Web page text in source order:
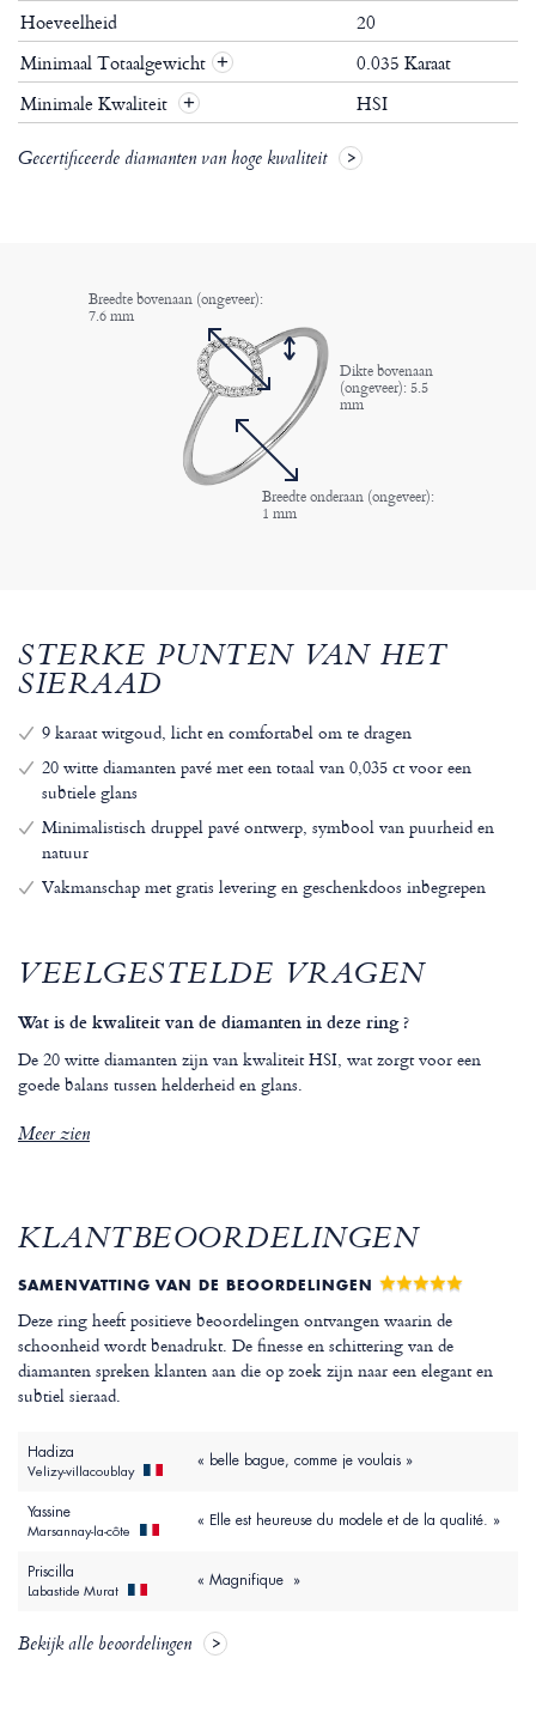
Hoeveelheid
20
Minimaal Totaalgewicht +
0.035 Karaat
Minimale Kwaliteit
+ HSI
Gecertificeerde diamanten van hoge kwaliteit
Breedte bovenaan (ongeveer):
7.6 mm
Dikte bovenaan
(ongeveer): 5.5
mm
Breedte onderaan (ongeveer):
1 mm
STERKE PUNTEN VAN HET
SIERAAD
9 karaat witgoud, licht en comfortabel om te dragen
20 witte diamanten pavé met een totaal van 0,035 ct voor een
subtiele glans
Minimalistisch druppel pavé ontwerp, symbool van puurheid en
natuur
Vakmanschap met gratis levering en geschenkdoos inbegrepen
VEELGESTELDE VRAGEN
Wat is de kwaliteit van de diamanten in deze ring ?
De 20 witte diamanten zijn van kwaliteit HSI, wat zorgt voor een
goede balans tussen helderheid en glans.
Meer zien
KLANTBEOORDELINGEN
SAMENVATTING VAN DE BEOORDELINGEN
Deze ring heeft positieve beoordelingen ontvangen waarin de
schoonheid wordt benadrukt. De finesse en schittering van de
diamanten spreken klanten aan die op zoek zijn naar een elegant en
subtiel sieraad.
Hadiza
Velizy-villacoublay
« belle bague, comme je voulais »
Yassine
Marsannay-la-côte
« Elle est heureuse du modele et de la qualité. »
Priscilla
Labastide Murat
« Magnifique »
Bekijk alle beoordelingen